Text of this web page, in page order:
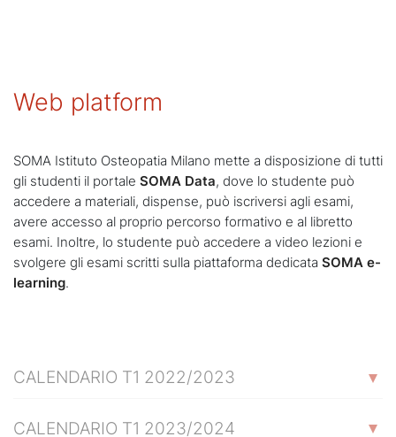
Web platform
SOMA Istituto Osteopatia Milano mette a disposizione di tutti
gli studenti il portale SOMA Data, dove lo studente può
accedere a materiali, dispense, può iscriversi agli esami,
avere accesso al proprio percorso formativo e al libretto
esami. Inoltre, lo studente può accedere a video lezioni e
svolgere gli esami scritti sulla piattaforma dedicata SOMA e-
learning.
CALENDARIO T1 2022/2023
CALENDARIO T1 2023/2024